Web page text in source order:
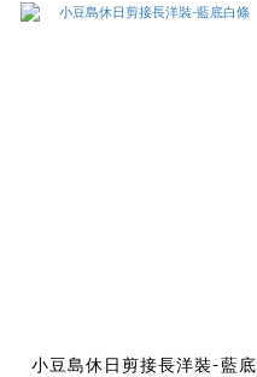
小豆島休日剪接長洋裝-藍底